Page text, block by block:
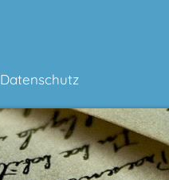
Datenschutz